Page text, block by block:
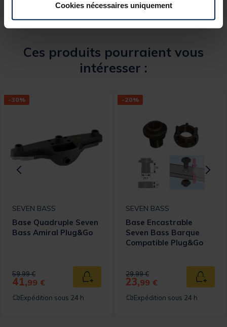
Cookies nécessaires uniquement
Ces produits pourraient vous
intéresser :
panier
-30%
SEVEN BASS
Base Quadruple Seven
Bass Amiral Plug&Go
Price reduced from
59,99 €to
41,99 € Ajouter au panier
Expédition sous 24 h
-20%
SEVEN BASS
Base Encastrable
Seven Bass Barque
Compatible Plug&Go
Price reduced from
29,99 €to
23,99 €
Expédition sous 24 h